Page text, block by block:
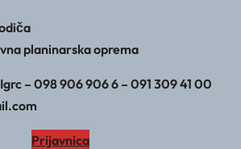
planinarska oprema
– 098 906 906 6 – 091 309 41 00
Prijavnica